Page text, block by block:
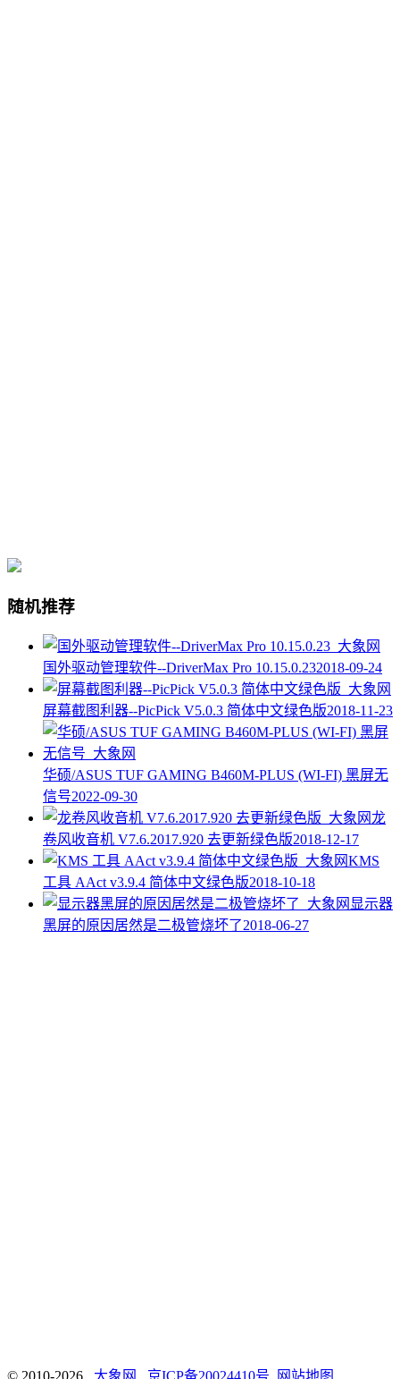
随机推荐
国外驱动管理软件--DriverMax Pro 10.15.0.232018-09-24
屏幕截图利器--PicPick V5.0.3 简体中文绿色版2018-11-23
华硕/ASUS TUF GAMING B460M-PLUS (WI-FI) 黑屏无
信号2022-09-30
龙
卷风收音机 V7.6.2017.920 去更新绿色版2018-12-17
KMS
工具 AAct v3.9.4 简体中文绿色版2018-10-18
显示器
黑屏的原因居然是二极管烧坏了2018-06-27
© 2010-2026 大象网 京ICP备20024410号 网站地图